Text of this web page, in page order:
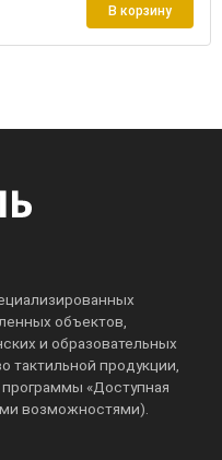
В корзину
объектов,
и образовательных
тактильной продукции,
«Доступная
возможностями).